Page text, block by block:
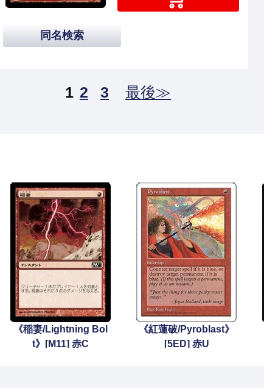
同名検索
1 2 3 最後≫
《稲妻/Lightning Bol
t》[M11] 赤C
《紅蓮破/Pyroblast》
[5ED] 赤U